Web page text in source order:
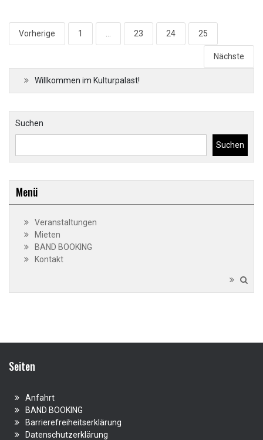
Seitennummerierung
Beiträge
Vorherige 1 … 23 24 25
Nächste
Willkommen im Kulturpalast!
Suchen
Suchen
Menü
Veranstaltungen
Mieten
BAND BOOKING
Kontakt
Seiten
Anfahrt
BAND BOOKING
Barrierefreiheitserklärung
Datenschutzerklärung